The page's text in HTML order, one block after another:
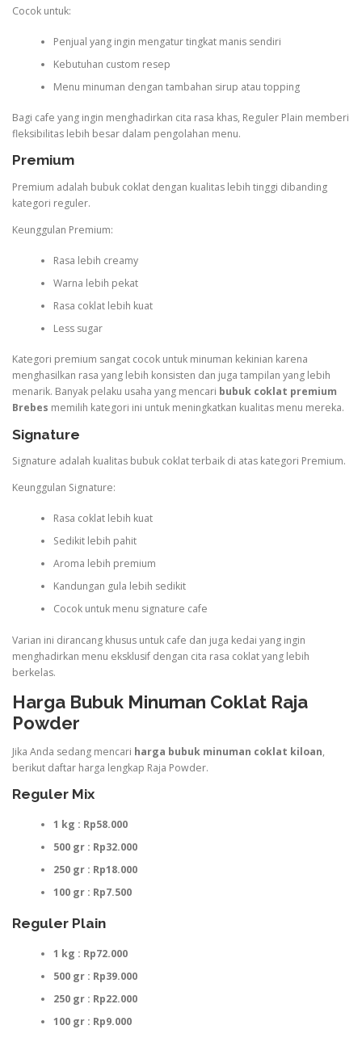
Cocok untuk:
Penjual yang ingin mengatur tingkat manis sendiri
Kebutuhan custom resep
Menu minuman dengan tambahan sirup atau topping
Bagi cafe yang ingin menghadirkan cita rasa khas, Reguler Plain memberi
fleksibilitas lebih besar dalam pengolahan menu.
Premium
Premium adalah bubuk coklat dengan kualitas lebih tinggi dibanding
kategori reguler.
Keunggulan Premium:
Rasa lebih creamy
Warna lebih pekat
Rasa coklat lebih kuat
Less sugar
Kategori premium sangat cocok untuk minuman kekinian karena
menghasilkan rasa yang lebih konsisten dan juga tampilan yang lebih
menarik. Banyak pelaku usaha yang mencari bubuk coklat premium
Brebes memilih kategori ini untuk meningkatkan kualitas menu mereka.
Signature
Signature adalah kualitas bubuk coklat terbaik di atas kategori Premium.
Keunggulan Signature:
Rasa coklat lebih kuat
Sedikit lebih pahit
Aroma lebih premium
Kandungan gula lebih sedikit
Cocok untuk menu signature cafe
Varian ini dirancang khusus untuk cafe dan juga kedai yang ingin
menghadirkan menu eksklusif dengan cita rasa coklat yang lebih
berkelas.
Harga Bubuk Minuman Coklat Raja
Powder
Jika Anda sedang mencari harga bubuk minuman coklat kiloan,
berikut daftar harga lengkap Raja Powder.
Reguler Mix
1 kg : Rp58.000
500 gr : Rp32.000
250 gr : Rp18.000
100 gr : Rp7.500
Reguler Plain
1 kg : Rp72.000
500 gr : Rp39.000
250 gr : Rp22.000
100 gr : Rp9.000